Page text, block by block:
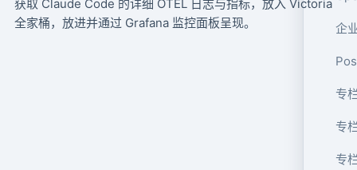
企
专
专
专
获取 Claude Code 的详细 OTEL 日志与指标，放入 Victoria
全家桶，放进并通过 Grafana 监控面板呈现。